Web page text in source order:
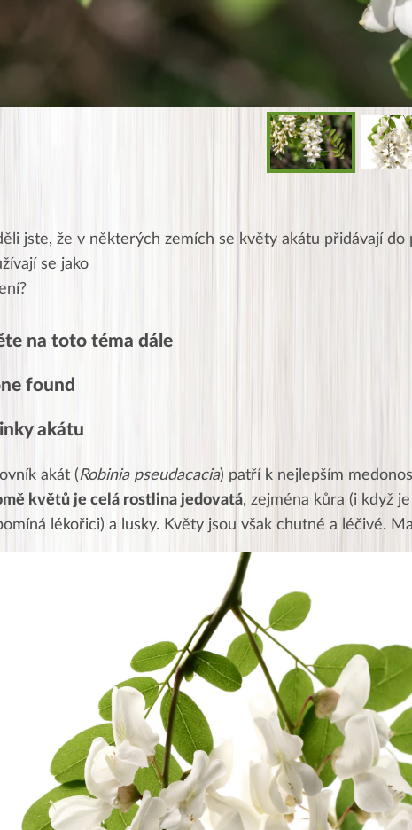
jste, že v některých zemích se květy akátu přidávají do
se jako
na toto téma dále
found
akátu
akát (Robinia pseudacacia) patří k nejlepším
květů je celá rostlina jedovatá, zejména kůra (i když
lékořici) a lusky. Květy jsou však chutné a léčivé.
J
Jana